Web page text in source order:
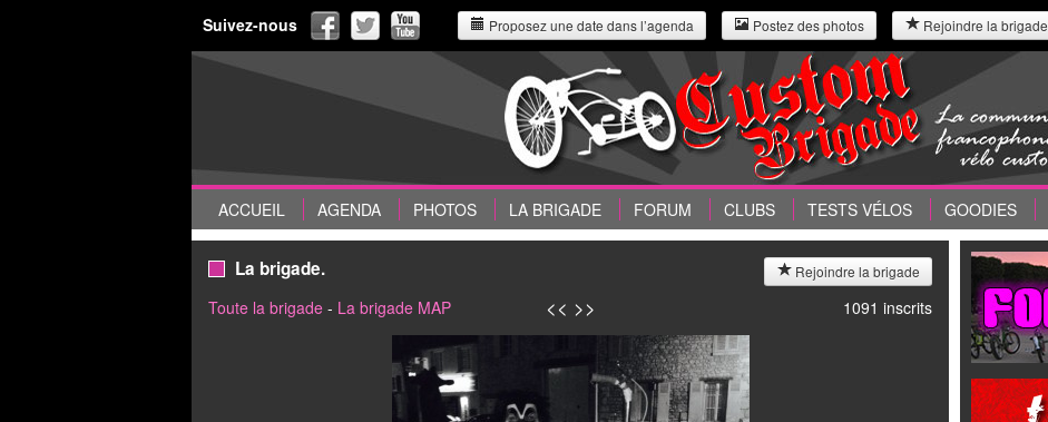
Suivez-nous Proposez une date dans l’agenda Postez des photos Rejoindre la brigade
ACCUEIL AGENDA PHOTOS LA BRIGADE FORUM CLUBS TESTS VÉLOS GOODIES
Rejoindre la brigade
La brigade.
Toute la brigade - La brigade MAP 1091 inscrits
<< >>